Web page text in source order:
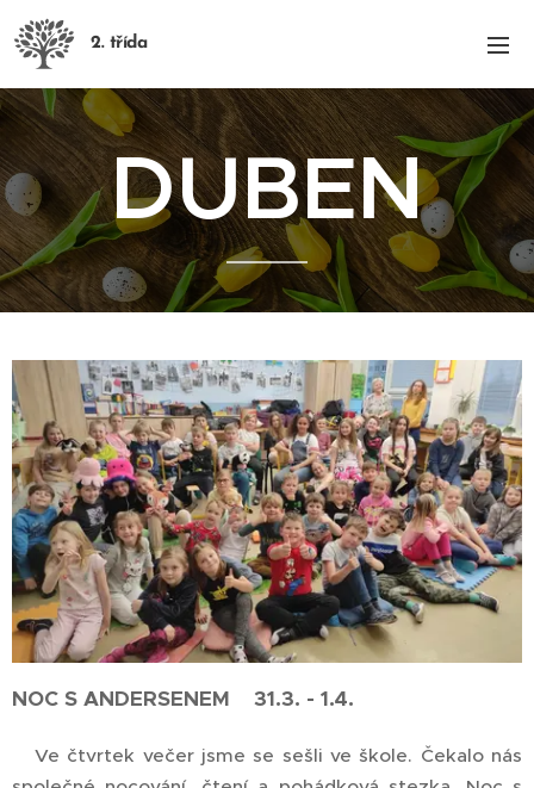
2. třída
DUBEN
NOC S ANDERSENEM 31.3. - 1.4.
Ve čtvrtek večer jsme se sešli ve škole. Čekalo nás